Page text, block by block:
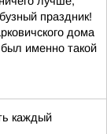
праздник!
дома
именно такой
каждый